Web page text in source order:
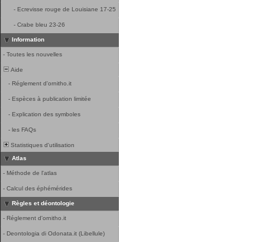
- Ecrevisse rouge de Louisiane 17-25
- Crabe bleu 23-26
Information
- Toutes les nouvelles
Aide
- Réglement d'ornitho.it
- Espèces à publication limitée
- Explication des symboles
- les FAQs
Statistiques d'utilisation
Atlas
- Méthode de l'atlas
- Calcul des éphémérides
Règles et déontologie
- Réglement d'ornitho.it
- Deontologia di Odonata.it (Libellule)